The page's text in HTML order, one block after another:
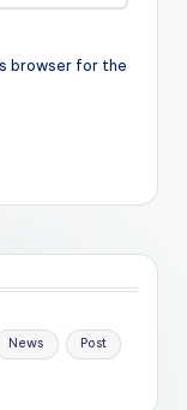
browser for the
News Post